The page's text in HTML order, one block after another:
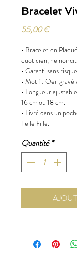
Bracelet
55,00 €Prix
• Bracelet en
quotidien, ne noircit
• Garanti sans
• Motif : Oeil gravé
• Longueur
16 cm ou 18 cm.
• Livré dans un
Telle Fille.
Quantité *